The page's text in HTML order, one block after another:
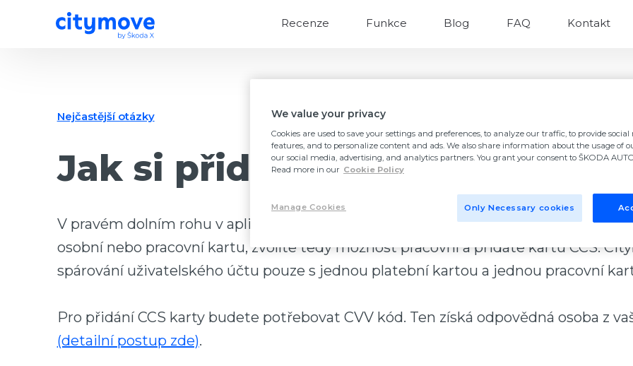
Recenze Funkce Blog FAQ Kontakt
Nejčastější otázky
Jak si přidat CCS kartu do
V pravém dolním rohu v aplikaci klikněte na “Profil” a pak na položku “Platební
osobní nebo pracovní kartu, zvolíte tedy možnost pracovní a přidáte kartu CCS.
spárování uživatelského účtu pouze s jednou platební kartou a jednou pracovní
Pro přidání CCS karty budete potřebovat CVV kód. Ten získá odpovědná osoba z
(detailní postup zde).
We value your privacy
Cookies are used to save your settings and preferences, to analyze our traffic, to provide social
features, and to personalize content and ads. We also share information about the usage of
our social media, advertising, and analytics partners. You grant your consent to ŠKODA
Read more in our Cookie Policy
Only Necessary cookies
Manage Cookies